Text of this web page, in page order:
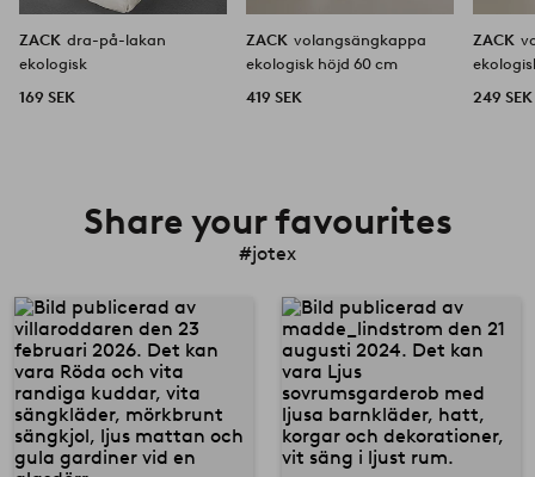
ZACK dra-på-lakan
ekologisk
169 SEK
ZACK volangsängkappa
ekologisk höjd 60 cm
419 SEK
ZACK
249 SEK
Share your favourites
#jotex